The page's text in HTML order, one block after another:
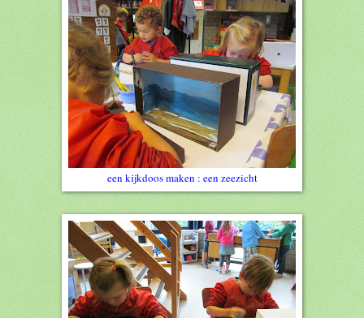
een kijkdoos maken : een zeezicht